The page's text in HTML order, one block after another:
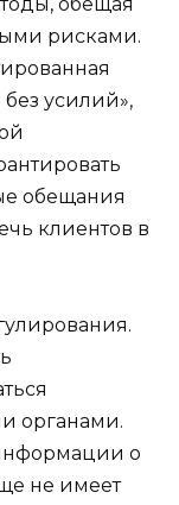
рисками.
усилий»,
обещания
клиентов в
органами.
о
не имеет